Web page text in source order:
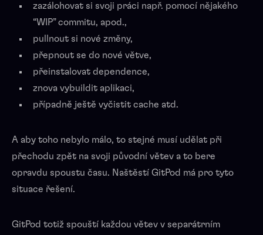
zazálohovat si svoji práci např. pomocí nějakého
“WIP” commitu, apod.,
pullnout si nové změny,
přepnout se do nové větve,
přeinstalovat dependence,
znova vybuildit aplikaci,
případně ještě vyčistit cache atd.
A aby toho nebylo málo, to stejné musí udělat při
přechodu zpět na svoji původní větev a to bere
opravdu spoustu času. Naštěstí GitPod má pro tyto
situace řešení.
GitPod totiž spouští každou větev v separátrním